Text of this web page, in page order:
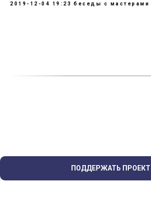
2019-12-04 19:23 беседы с мастерами
ПОДДЕРЖАТЬ ПРОЕКТ